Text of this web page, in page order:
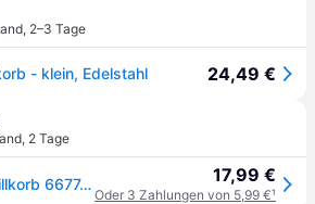
, 2–3 Tage
- klein, Edelstahl 24,49 €
, 2 Tage
Premium Gemüse-Grillkorb 6677, Gemüsekorb 17,99 €
Oder 3 Zahlungen von 5,99 €¹